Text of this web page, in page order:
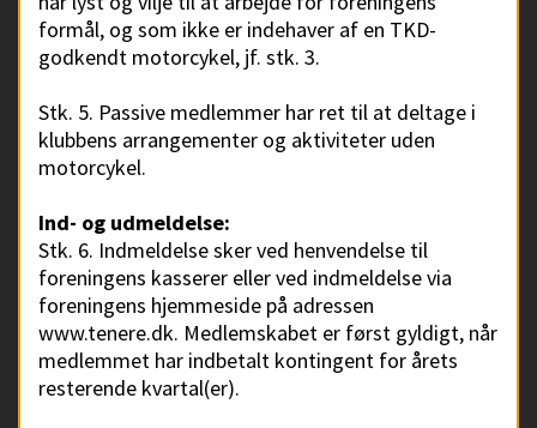
formål, og som ikke er indehaver af en TKD-
godkendt motorcykel, jf. stk. 3.
Stk. 5. Passive medlemmer har ret til at deltage i
klubbens arrangementer og aktiviteter uden
motorcykel.
Ind- og udmeldelse:
Stk. 6. Indmeldelse sker ved henvendelse til
foreningens kasserer eller ved indmeldelse via
foreningens hjemmeside på adressen
www.tenere.dk. Medlemskabet er først gyldigt, når
medlemmet har indbetalt kontingent for årets
resterende kvartal(er).